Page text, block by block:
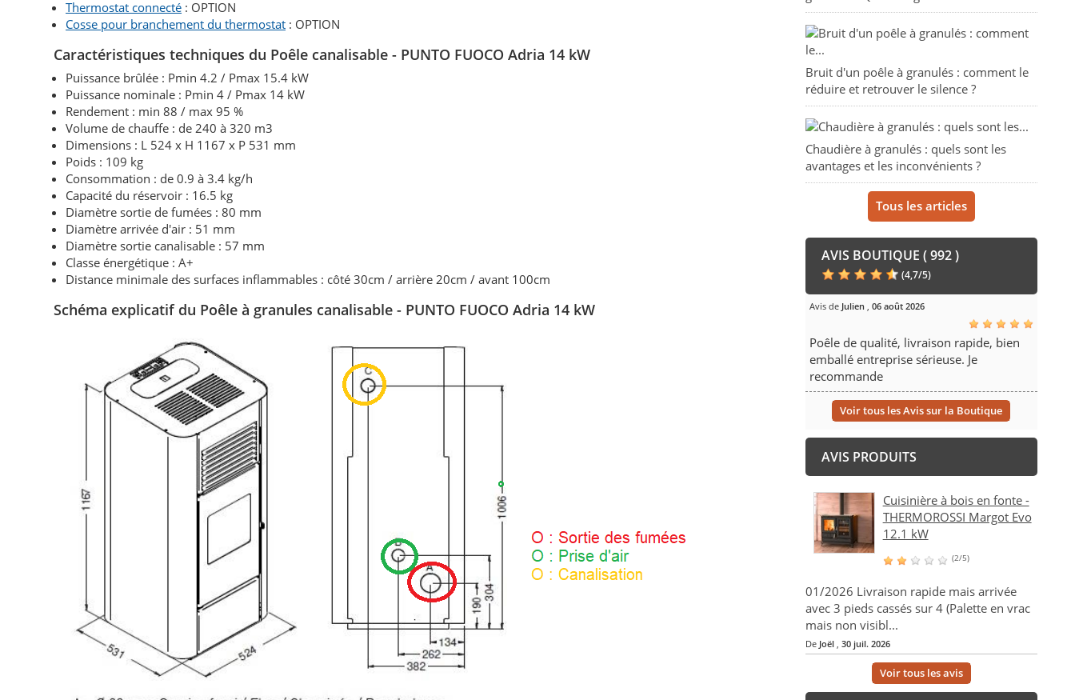
Thermostat connecté : OPTION
Cosse pour branchement du thermostat : OPTION
Caractéristiques techniques du Poêle canalisable - PUNTO FUOCO Adria 14 kW
Puissance brûlée : Pmin 4.2 / Pmax 15.4 kW
Puissance nominale : Pmin 4 / Pmax 14 kW
Rendement : min 88 / max 95 %
Volume de chauffe : de 240 à 320 m3
Dimensions : L 524 x H 1167 x P 531 mm
Poids : 109 kg
Consommation : de 0.9 à 3.4 kg/h
Capacité du réservoir : 16.5 kg
Diamètre sortie de fumées : 80 mm
Diamètre arrivée d'air : 51 mm
Diamètre sortie canalisable : 57 mm
Classe énergétique : A+
Distance minimale des surfaces inflammables : côté 30cm / arrière 20cm / avant 100cm
Schéma explicatif du Poêle à granules canalisable - PUNTO FUOCO Adria 14 kW
Bruit d'un poêle à granulés : comment le
réduire et retrouver le silence ?
Chaudière à granulés : quels sont les
avantages et les inconvénients ?
Tous les articles
AVIS BOUTIQUE ( 992 )
(4,7/5)
Avis de Julien, 06 août 2026
Poêle de qualité, livraison rapide, bien
emballé entreprise sérieuse. Je
recommande
Voir tous les Avis sur la Boutique
AVIS PRODUITS
Cuisinière à bois en fonte -
THERMOROSSI Margot Evo
12.1 kW
(2/5)
01/2026 Livraison rapide mais arrivée
avec 3 pieds cassés sur 4 (Palette en vrac
mais non visibl...
De Joël, 30 juil. 2026
Voir tous les avis